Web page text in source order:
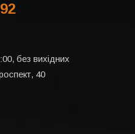
без вихідних
40